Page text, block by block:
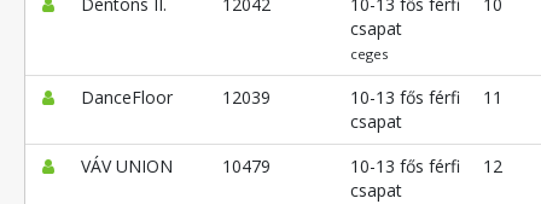
csapat
ceges
DanceFloor 12039
10-13 fős férfi
csapat
11
VÁV UNION 10479
10-13 fős férfi
csapat
12